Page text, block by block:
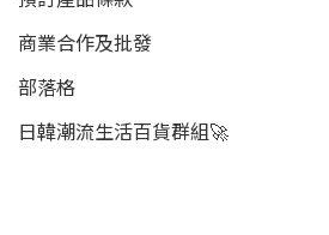
商業合作及批發
部落格
日韓潮流生活百貨群組🚀